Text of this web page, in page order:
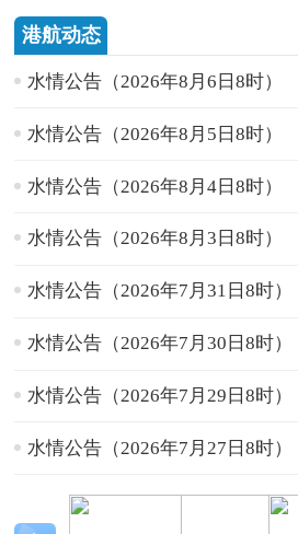
港航动态
水情公告（2026年8月6日8时）
水情公告（2026年8月5日8时）
水情公告（2026年8月4日8时）
水情公告（2026年8月3日8时）
水情公告（2026年7月31日8时）
水情公告（2026年7月30日8时）
水情公告（2026年7月29日8时）
水情公告（2026年7月27日8时）